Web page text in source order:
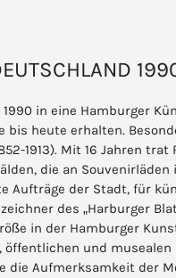
in eine Hamburger
bis heute erhalten.
1913). Mit 16 Jahren
die an
Aufträge der Stadt, für
des „Harburger
in der Hamburger
öffentlichen und
die Aufmerksamkeit der